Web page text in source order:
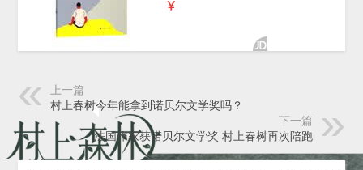
上一篇
村上春树今年能拿到诺贝尔文学奖吗？
下一篇
法国作家获诺贝尔文学奖 村上春树再次陪跑